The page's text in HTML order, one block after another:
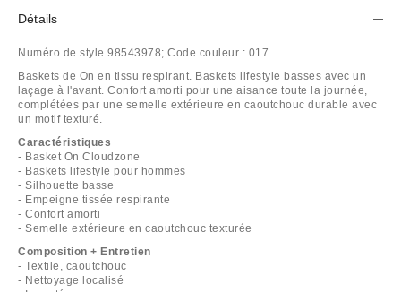
Détails
Numéro de style 98543978; Code couleur : 017
Baskets de On en tissu respirant. Baskets lifestyle basses avec un
laçage à l'avant. Confort amorti pour une aisance toute la journée,
complétées par une semelle extérieure en caoutchouc durable avec
un motif texturé.
Caractéristiques
- Basket On Cloudzone
- Baskets lifestyle pour hommes
- Silhouette basse
- Empeigne tissée respirante
- Confort amorti
- Semelle extérieure en caoutchouc texturée
Composition + Entretien
- Textile, caoutchouc
- Nettoyage localisé